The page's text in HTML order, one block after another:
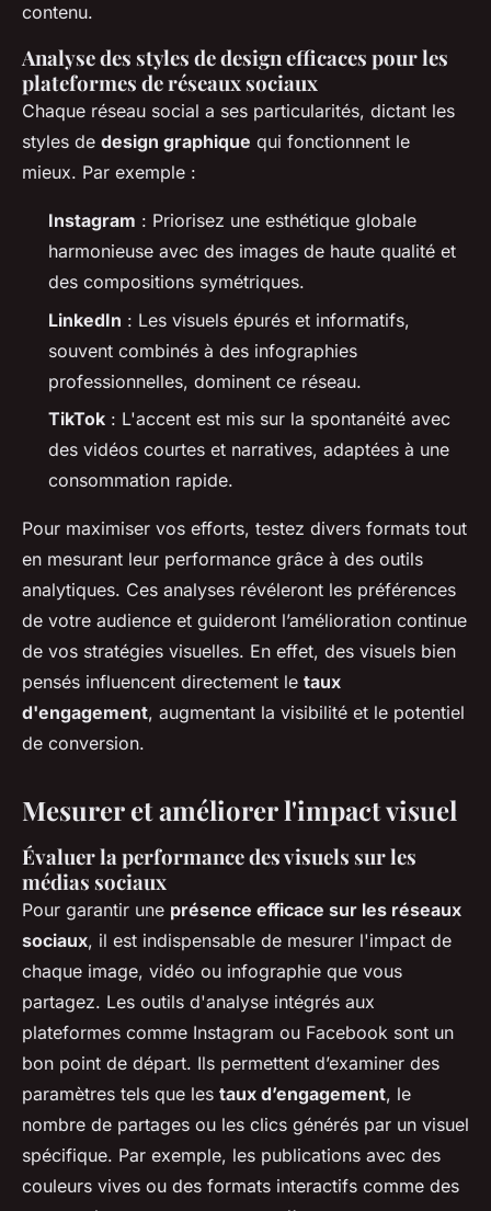
contenu.
Analyse des styles de design efficaces pour les
plateformes de réseaux sociaux
Chaque réseau social a ses particularités, dictant les
styles de design graphique qui fonctionnent le
mieux. Par exemple :
Instagram : Priorisez une esthétique globale
harmonieuse avec des images de haute qualité et
des compositions symétriques.
LinkedIn : Les visuels épurés et informatifs,
souvent combinés à des infographies
professionnelles, dominent ce réseau.
TikTok : L'accent est mis sur la spontanéité avec
des vidéos courtes et narratives, adaptées à une
consommation rapide.
Pour maximiser vos efforts, testez divers formats tout
en mesurant leur performance grâce à des outils
analytiques. Ces analyses révéleront les préférences
de votre audience et guideront l’amélioration continue
de vos stratégies visuelles. En effet, des visuels bien
pensés influencent directement le taux
d'engagement, augmentant la visibilité et le potentiel
de conversion.
Mesurer et améliorer l'impact visuel
Évaluer la performance des visuels sur les
médias sociaux
Pour garantir une présence efficace sur les réseaux
sociaux, il est indispensable de mesurer l'impact de
chaque image, vidéo ou infographie que vous
partagez. Les outils d'analyse intégrés aux
plateformes comme Instagram ou Facebook sont un
bon point de départ. Ils permettent d’examiner des
paramètres tels que les taux d’engagement, le
nombre de partages ou les clics générés par un visuel
spécifique. Par exemple, les publications avec des
couleurs vives ou des formats interactifs comme des